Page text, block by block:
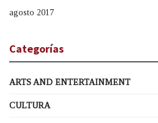
agosto 2017
Categorías
ARTS AND ENTERTAINMENT
CULTURA